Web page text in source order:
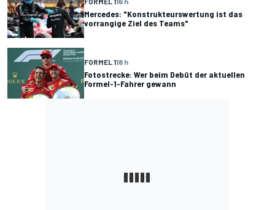
Mercedes: "Konstrukteurswertung ist das
vorrangige Ziel des Teams"
FORMEL 118 h
Fotostrecke: Wer beim Debüt der aktuellen
Formel-1-Fahrer gewann